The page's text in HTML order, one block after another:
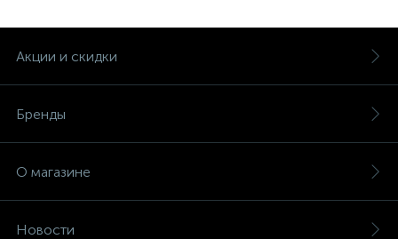
Акции и скидки
Бренды
О магазине
Новости